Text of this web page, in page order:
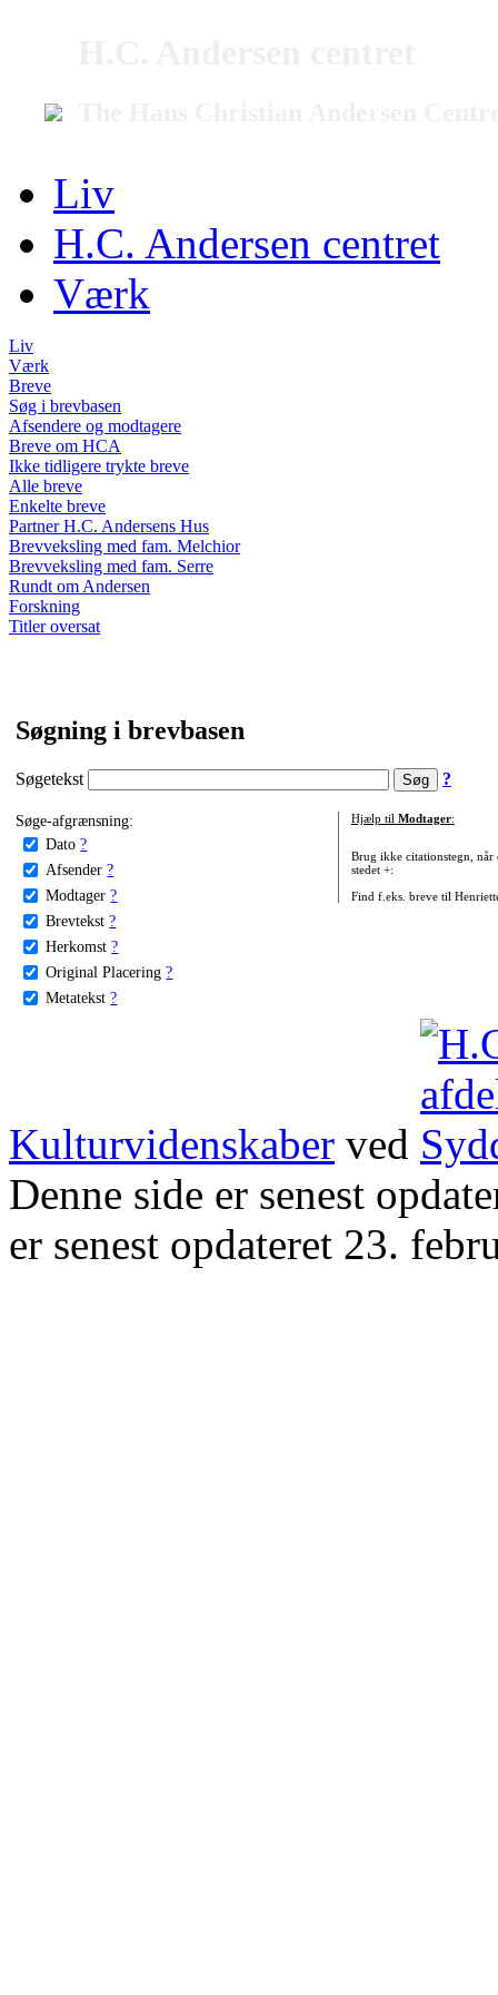
Liv
H.C. Andersen centret
Værk
Liv
Værk
Breve
Søg i brevbasen
Afsendere og modtagere
Breve om HCA
Ikke tidligere trykte breve
Alle breve
Enkelte breve
Partner H.C. Andersens Hus
Brevveksling med fam. Melchior
Brevveksling med fam. Serre
Rundt om Andersen
Forskning
Titler oversat
Søgning i brevbasen
Søgetekst ?
Søge-afgrænsning:
Dato ?
Afsender ?
Modtager ?
Brevtekst ?
Herkomst ?
Original Placering ?
Metatekst ?
Hjælp til Modtager:
Brug ikke citationstegn, når
stedet +:
Find f.eks. breve til
Kulturvidenskaber ved
Denne side er senest
er senest opdateret 23.